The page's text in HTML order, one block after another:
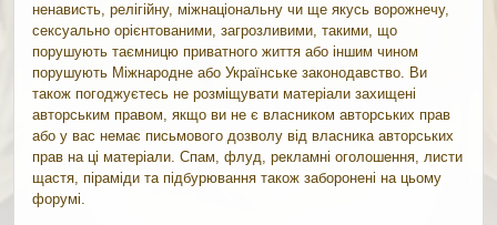
ненависть, релігійну, міжнаціональну чи ще якусь ворожнечу,
сексуально орієнтованими, загрозливими, такими, що
порушують таємницю приватного життя або іншим чином
порушують Міжнародне або Українське законодавство. Ви
також погоджуєтесь не розміщувати матеріали захищені
авторським правом, якщо ви не є власником авторських прав
або у вас немає письмового дозволу від власника авторських
прав на ці матеріали. Спам, флуд, рекламні оголошення, листи
щастя, піраміди та підбурювання також заборонені на цьому
форумі.